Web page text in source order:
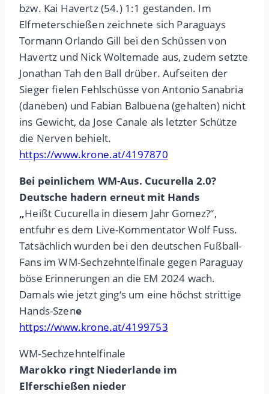
bzw. Kai Havertz (54.) 1:1 gestanden. Im
Elfmeterschießen zeichnete sich Paraguays
Tormann Orlando Gill bei den Schüssen von
Havertz und Nick Woltemade aus, zudem setzte
Jonathan Tah den Ball drüber. Aufseiten der
Sieger fielen Fehlschüsse von Antonio Sanabria
(daneben) und Fabian Balbuena (gehalten) nicht
ins Gewicht, da Jose Canale als letzter Schütze
die Nerven behielt.
https://www.krone.at/4197870
Bei peinlichem WM-Aus. Cucurella 2.0?
Deutsche hadern erneut mit Hands
„Heißt Cucurella in diesem Jahr Gomez?“,
entfuhr es dem Live-Kommentator Wolf Fuss.
Tatsächlich wurden bei den deutschen Fußball-
Fans im WM-Sechzehntelfinale gegen Paraguay
böse Erinnerungen an die EM 2024 wach.
Damals wie jetzt ging‘s um eine höchst strittige
Hands-Szene
https://www.krone.at/4199753
WM-Sechzehntelfinale
Marokko ringt Niederlande im
Elferschießen nieder